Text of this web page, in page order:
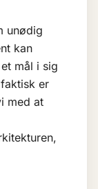
unødig
kan
mål i sig
er
med at